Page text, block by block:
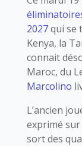
2027qui se
Kenya, la
connait
Maroc, du
Marcolino
L’ancien
exprimé sur
sort des